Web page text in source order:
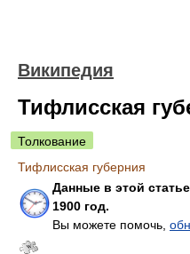
Википедия
Тифлисская
Толкование
Тифлисская губерния
Данные в этой
1900 год.
Вы можете помочь,